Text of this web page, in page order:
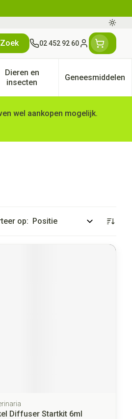
Zoek 02 452 92 60
Klant menu
categorie
Thuiszorg en EHBO categorie
Dieren en
insectenToon submenu voor Dieren
Geneesmiddelen
Toon
wel aankopen mogelijk.
op:
Diffuser Startkit 6ml